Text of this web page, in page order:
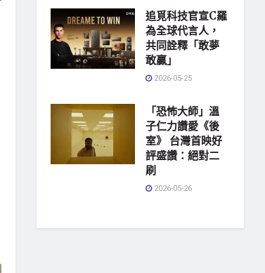
追覓科技官宣C羅
為全球代言人，
共同詮釋「敢夢
敢贏」
2026-05-25
「恐怖大師」溫
子仁力讚愛《後
室》 台灣首映好
評盛讚：絕對二
刷
2026-05-26